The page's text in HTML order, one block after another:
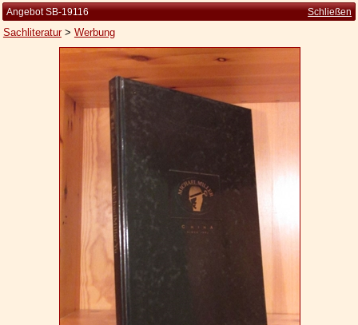
Zur Person
Kleine Kulturgeschichte
Die Brockhaus Auflagen
Widerrufsbelehrung
Geschäftsbedingungen
Angebot SB-19116 Schließen
Sachliteratur> Werbung